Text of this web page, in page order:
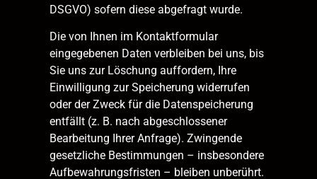
DSGVO) sofern diese abgefragt wurde.
Die von Ihnen im Kontaktformular
eingegebenen Daten verbleiben bei uns, bis
Sie uns zur Löschung auffordern, Ihre
Einwilligung zur Speicherung widerrufen
oder der Zweck für die Datenspeicherung
entfällt (z. B. nach abgeschlossener
Bearbeitung Ihrer Anfrage). Zwingende
gesetzliche Bestimmungen – insbesondere
Aufbewahrungsfristen – bleiben unberührt.